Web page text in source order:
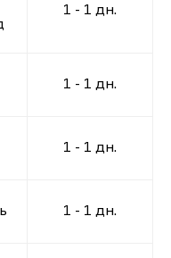
1 - 1 дн.
1 - 1 дн.
1 - 1 дн.
1 - 1 дн.